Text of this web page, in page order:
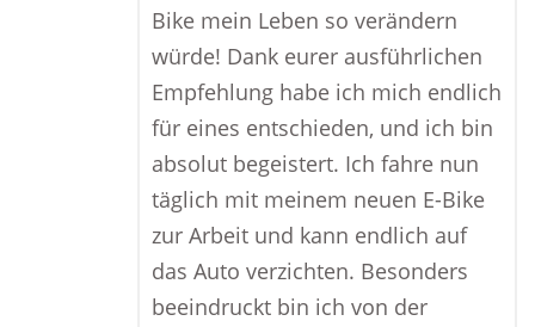
Bike mein Leben so verändern
würde! Dank eurer ausführlichen
Empfehlung habe ich mich endlich
für eines entschieden, und ich bin
absolut begeistert. Ich fahre nun
täglich mit meinem neuen E-Bike
zur Arbeit und kann endlich auf
das Auto verzichten. Besonders
beeindruckt bin ich von der